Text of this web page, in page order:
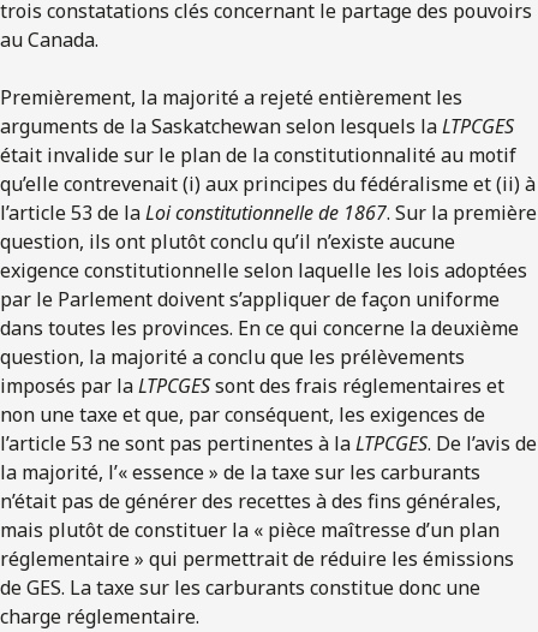
trois constatations clés concernant le partage des pouvoirs
au Canada.
Premièrement, la majorité a rejeté entièrement les
arguments de la Saskatchewan selon lesquels laLTPCGES
était invalide sur le plan de la constitutionnalité au motif
qu’elle contrevenait (i) aux principes du fédéralisme et (ii) à
l’article 53 de laLoi constitutionnelle de 1867. Sur la première
question, ils ont plutôt conclu qu’il n’existe aucune
exigence constitutionnelle selon laquelle les lois adoptées
par le Parlement doivent s’appliquer de façon uniforme
dans toutes les provinces. En ce qui concerne la deuxième
question, la majorité a conclu que les prélèvements
imposés par laLTPCGESsont des frais réglementaires et
non une taxe et que, par conséquent, les exigences de
l’article 53 ne sont pas pertinentes à laLTPCGES. De l’avis de
la majorité, l’« essence » de la taxe sur les carburants
n’était pas de générer des recettes à des fins générales,
mais plutôt de constituer la « pièce maîtresse d’un plan
réglementaire » qui permettrait de réduire les émissions
de GES. La taxe sur les carburants constitue donc une
charge réglementaire.